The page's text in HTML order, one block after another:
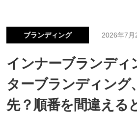
ブランディング 2026年7月
インナーブランディ
ターブランディング
先？順番を間違える